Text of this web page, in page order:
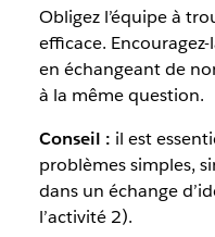
Obligez l’équipe à
efficace.
en échangeant de
à la même question.
Conseil : il est
problèmes simples,
dans un échange
l’activité 2).